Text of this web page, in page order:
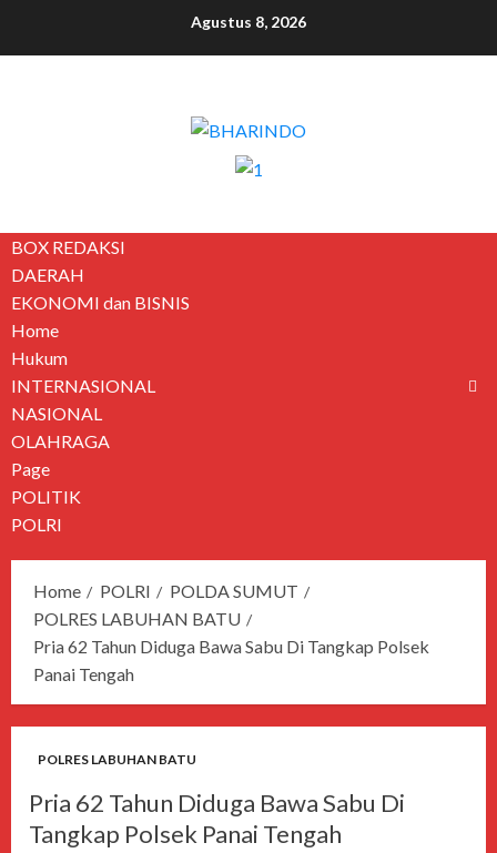
Agustus 8, 2026
BOX REDAKSI
DAERAH
EKONOMI dan BISNIS
Home
Hukum
INTERNASIONAL
NASIONAL
OLAHRAGA
Page
POLITIK
POLRI
Home POLRI
POLDA SUMUT
POLRES LABUHAN BATU
Pria 62 Tahun Diduga Bawa Sabu Di Tangkap Polsek
Panai Tengah
POLRES LABUHAN BATU
Pria 62 Tahun Diduga Bawa Sabu Di
Tangkap Polsek Panai Tengah